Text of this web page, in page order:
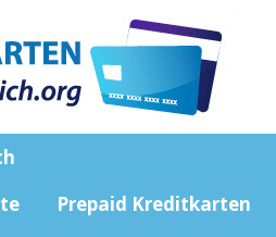
Prepaid Kreditkarten